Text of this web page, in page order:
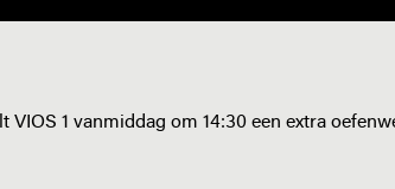
VIOS 1 vanmiddag om 14:30 een extra